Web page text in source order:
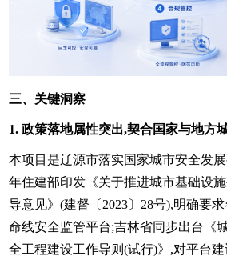
三、关键洞察
1. 政策落地属性突出,契合国家与地方
本项目是辽源市落实国家城市安全发
年住建部印发《关于推进城市基础设
导意见》(建督〔2023〕28号),明确要
命线安全监管平台;吉林省同步出台《
全工程建设工作导则(试行)》,对平台